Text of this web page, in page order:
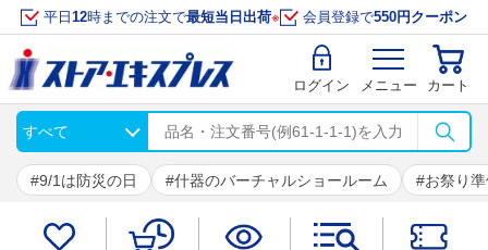
平日 12時までの注文で最短当日出荷※ 会員登録で550円クーポン
ログイン メニュー カート
9/1は防災の日 什器のバーチャルショールーム お祭り